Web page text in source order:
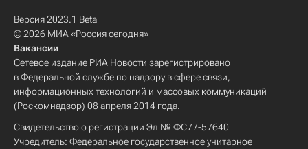
Версия 2023.1 Beta
© 2026 МИА «Россия сегодня»
Вакансии
Сетевое издание РИА Новости зарегистрировано
в Федеральной службе по надзору в сфере связи,
информационных технологий и массовых коммуникаций
(Роскомнадзор) 08 апреля 2014 года.
Свидетельство о регистрации Эл № ФС77-57640
Учредитель: Федеральное государственное унитарное